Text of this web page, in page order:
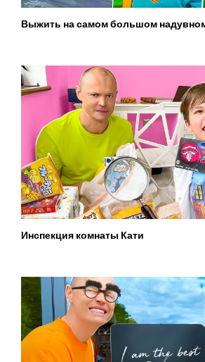
Выжить на самом большом
Инспекция комнаты Кати